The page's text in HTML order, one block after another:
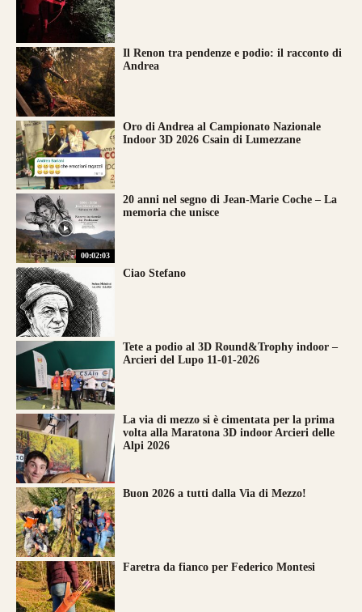
Il Renon tra pendenze e podio: il racconto di
Andrea
Oro di Andrea al Campionato Nazionale
Indoor 3D 2026 Csain di Lumezzane
00:02:03
20 anni nel segno di Jean-Marie Coche – La
memoria che unisce
Ciao Stefano
Tete a podio al 3D Round&Trophy indoor –
Arcieri del Lupo 11-01-2026
La via di mezzo si è cimentata per la prima
volta alla Maratona 3D indoor Arcieri delle
Alpi 2026
Buon 2026 a tutti dalla Via di Mezzo!
Faretra da fianco per Federico Montesi